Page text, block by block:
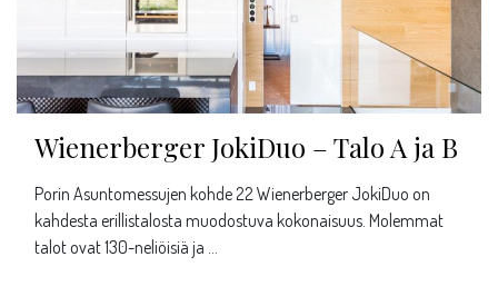
Wienerberger JokiDuo – Talo A ja B
Porin Asuntomessujen kohde 22 Wienerberger JokiDuo on
kahdesta erillistalosta muodostuva kokonaisuus. Molemmat
talot ovat 130-neliöisiä ja …